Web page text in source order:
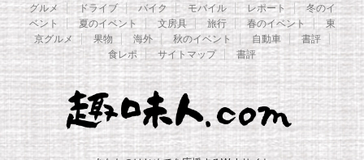
グルメ
ドライブ バイク モバイル レポート
冬のイ
ベント
夏のイベント 文房具 旅行 春のイベント
東
京グルメ
果物 海外 秋のイベント 自動車
書評
食レポ
サイトマップ 書評